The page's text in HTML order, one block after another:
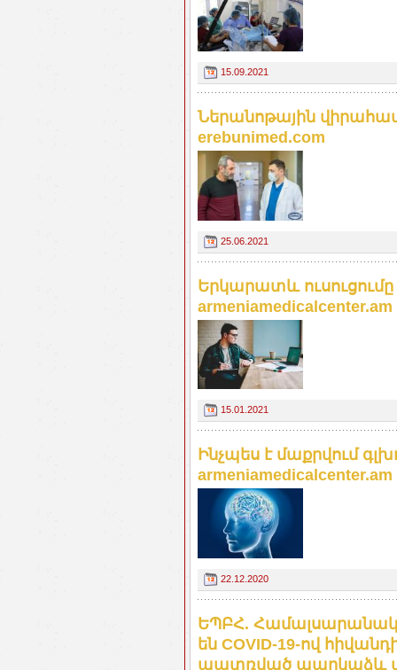
15.09.2021
Ներանոթային
erebunimed.com
25.06.2021
Երկարատև ուսուցումը
armeniamedicalcenter.am
15.01.2021
Ինչպես է մաքրվում
armeniamedicalcenter.am
22.12.2020
ԵՊԲՀ.
են COVID-19-ով
պատռված պարկաձև